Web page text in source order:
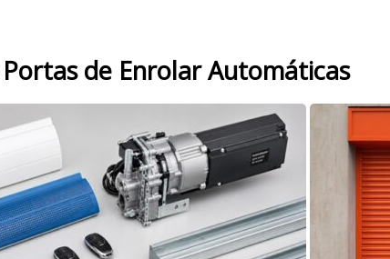
de Enrolar Automáticas